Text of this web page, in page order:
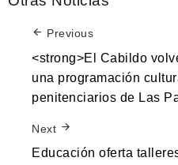
Previous
<strong>El Cabildo
una programación
penitenciarios de Las
Next
Educación oferta